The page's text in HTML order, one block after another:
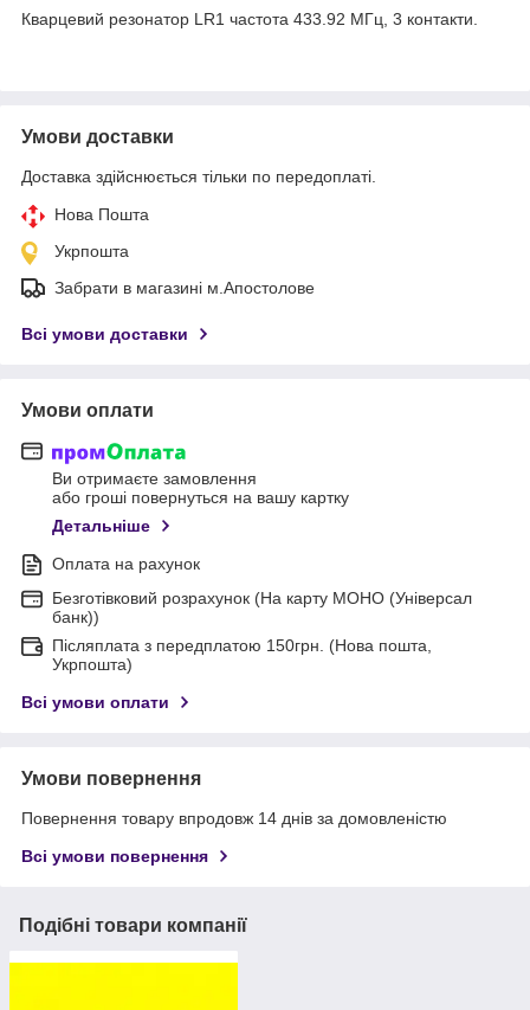
Кварцевий резонатор LR1 частота 433.92 МГц, 3 контакти.
Умови доставки
Доставка здійснюється тільки по передоплаті.
Нова Пошта
Укрпошта
Забрати в магазині м.Апостолове
Всі умови доставки
Умови оплати
Ви отримаєте замовлення
або гроші повернуться на вашу картку
Детальніше
Оплата на рахунок
Безготівковий розрахунок (На карту МОНО (Універсал
банк))
Післяплата з передплатою 150грн. (Нова пошта,
Укрпошта)
Всі умови оплати
Умови повернення
Повернення товару впродовж 14 днів за домовленістю
Всі умови повернення
Подібні товари компанії